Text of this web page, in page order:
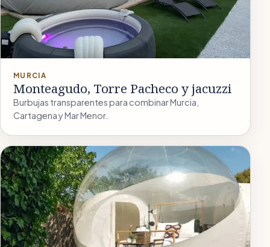
MURCIA
Monteagudo, Torre Pacheco y jacuzzi
Burbujas transparentes para combinar Murcia,
Cartagena y Mar Menor.